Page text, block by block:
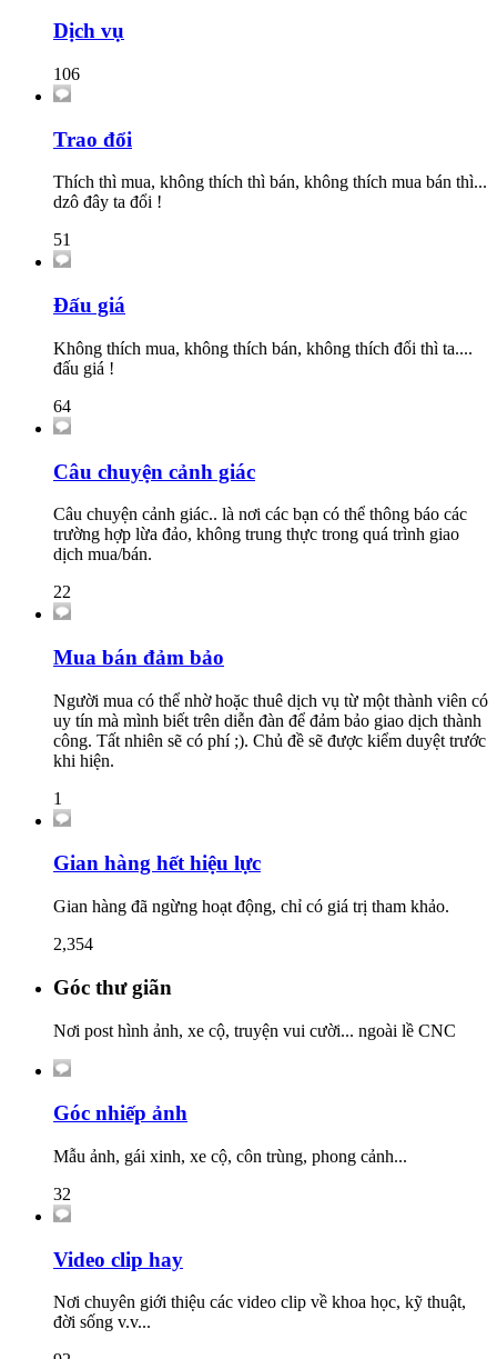
Dịch vụ
106
Trao đổi
Thích thì mua, không thích thì bán, không thích mua bán thì...
dzô đây ta đổi !
51
Đấu giá
Không thích mua, không thích bán, không thích đổi thì ta....
đấu giá !
64
Câu chuyện cảnh giác
Câu chuyện cảnh giác.. là nơi các bạn có thể thông báo các
trường hợp lừa đảo, không trung thực trong quá trình giao
dịch mua/bán.
22
Mua bán đảm bảo
Người mua có thể nhờ hoặc thuê dịch vụ từ một thành viên có
uy tín mà mình biết trên diễn đàn để đảm bảo giao dịch thành
công. Tất nhiên sẽ có phí ;). Chủ đề sẽ được kiểm duyệt trước
khi hiện.
1
Gian hàng hết hiệu lực
Gian hàng đã ngừng hoạt động, chỉ có giá trị tham khảo.
2,354
Góc thư giãn
Nơi post hình ảnh, xe cộ, truyện vui cười... ngoài lề CNC
Góc nhiếp ảnh
Mẫu ảnh, gái xinh, xe cộ, côn trùng, phong cảnh...
32
Video clip hay
Nơi chuyên giới thiệu các video clip về khoa học, kỹ thuật,
đời sống v.v...